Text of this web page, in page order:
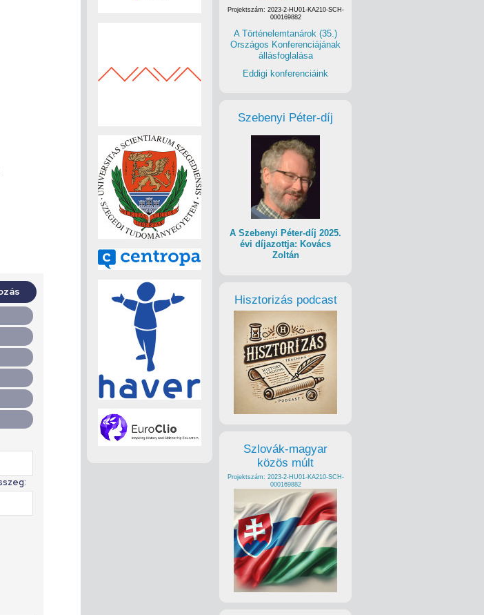
Projektszám: 2023-2-HU01-KA210-SCH-
000169882
A Történelemtanárok (35.)
Országos Konferenciájának
állásfoglalása
Eddigi konferenciáink
Szebenyi Péter-díj
A Szebenyi Péter-díj 2025.
évi díjazottja: Kovács
Zoltán
Hisztorizás podcast
Szlovák-magyar
közös múlt
Projektszám: 2023-2-HU01-KA210-SCH-
000169882